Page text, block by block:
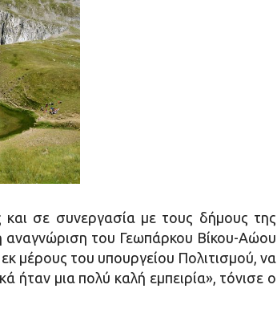
και σε συνεργασία με τους δήμους της
αναγνώριση του Γεωπάρκου Βίκου-Αώου
μέρους του υπουργείου Πολιτισμού, να
ήταν μια πολύ καλή εμπειρία», τόνισε ο